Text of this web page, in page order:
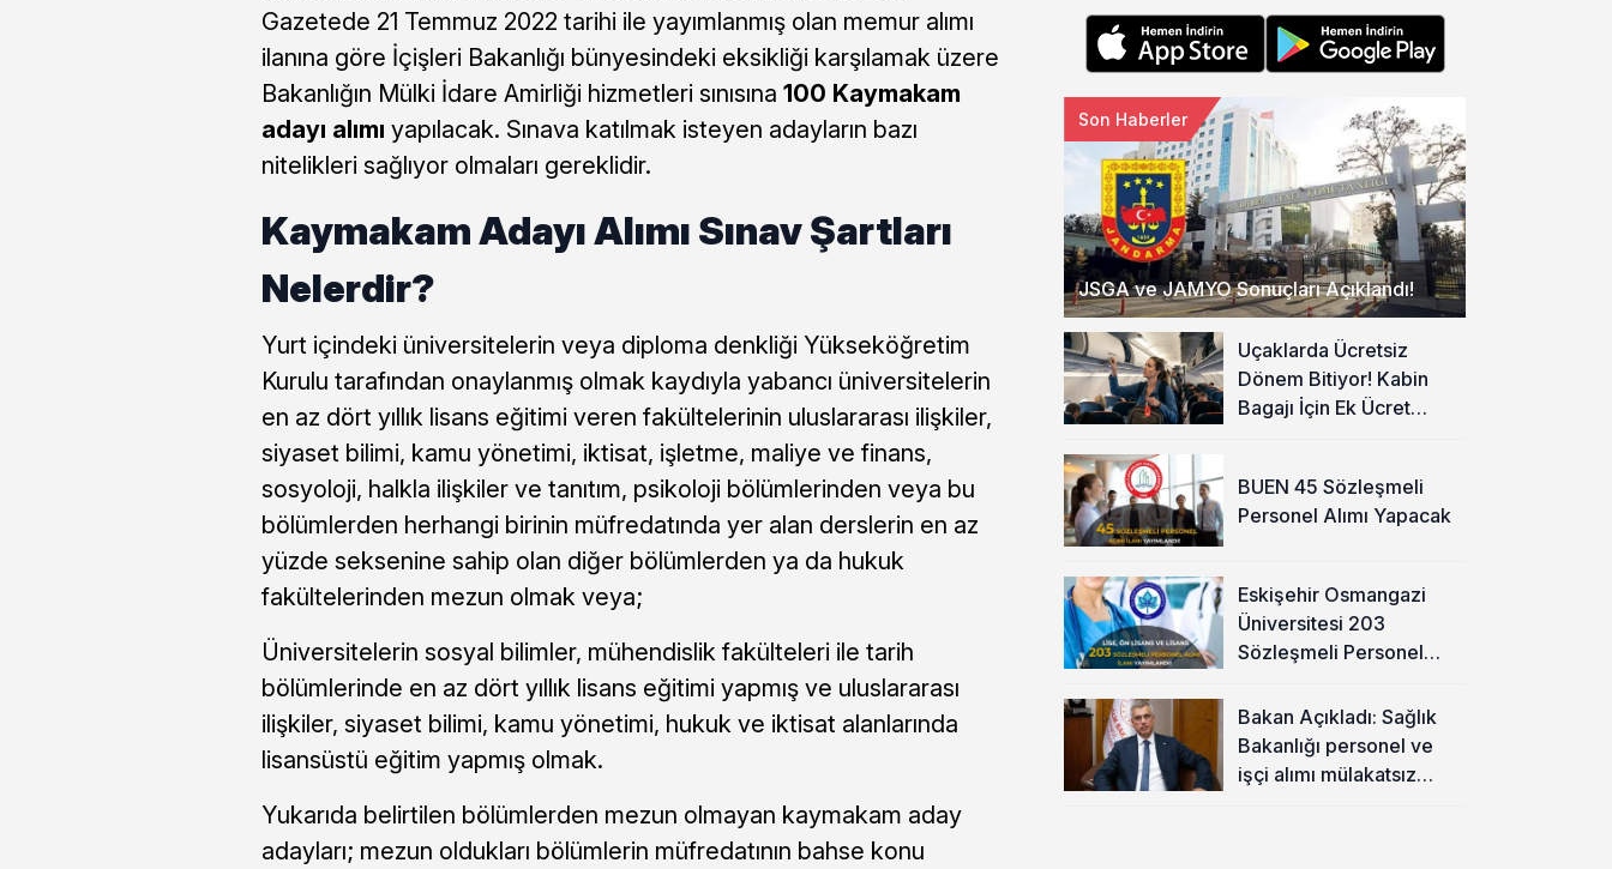
Gazetede 21 Temmuz 2022 tarihi ile yayımlanmış olan memur alımı
ilanına göre İçişleri Bakanlığı bünyesindeki eksikliği karşılamak üzere
Bakanlığın Mülki İdare Amirliği hizmetleri sınısına 100 Kaymakam
adayı alımı yapılacak. Sınava katılmak isteyen adayların bazı
nitelikleri sağlıyor olmaları gereklidir.
Kaymakam Adayı Alımı Sınav Şartları
Nelerdir?
Yurt içindeki üniversitelerin veya diploma denkliği Yükseköğretim
Kurulu tarafından onaylanmış olmak kaydıyla yabancı üniversitelerin
en az dört yıllık lisans eğitimi veren fakültelerinin uluslararası ilişkiler,
siyaset bilimi, kamu yönetimi, iktisat, işletme, maliye ve finans,
sosyoloji, halkla ilişkiler ve tanıtım, psikoloji bölümlerinden veya bu
bölümlerden herhangi birinin müfredatında yer alan derslerin en az
yüzde seksenine sahip olan diğer bölümlerden ya da hukuk
fakültelerinden mezun olmak veya;
Üniversitelerin sosyal bilimler, mühendislik fakülteleri ile tarih
bölümlerinde en az dört yıllık lisans eğitimi yapmış ve uluslararası
ilişkiler, siyaset bilimi, kamu yönetimi, hukuk ve iktisat alanlarında
lisansüstü eğitim yapmış olmak.
Yukarıda belirtilen bölümlerden mezun olmayan kaymakam aday
adayları; mezun oldukları bölümlerin müfredatının bahse konu
JSGA ve JAMYO Sonuçları Açıklandı!
Son Haberler
Uçaklarda Ücretsiz
Dönem Bitiyor! Kabin
Bagajı İçin Ek Ücret
BUEN 45 Sözleşmeli
Personel Alımı Yapacak
Eskişehir Osmangazi
Üniversitesi 203
Sözleşmeli Personel
Bakan Açıkladı: Sağlık
Bakanlığı personel ve
işçi alımı mülakatsız